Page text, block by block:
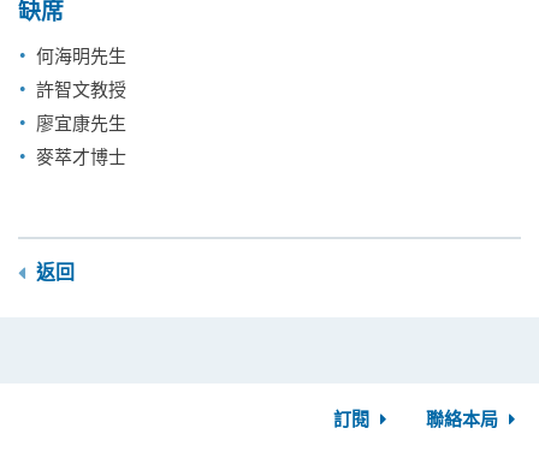
缺席
何海明先生
許智文教授
廖宜康先生
麥萃才博士
返回
訂閱 聯絡本局